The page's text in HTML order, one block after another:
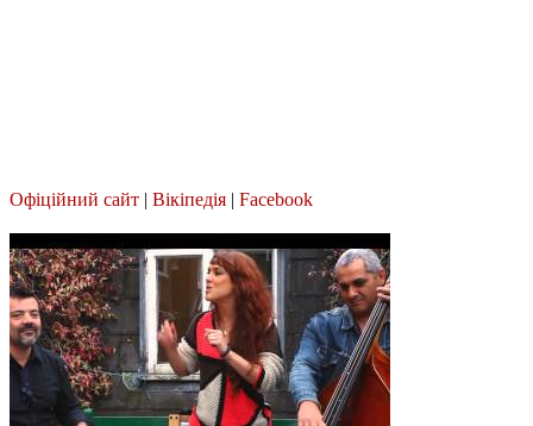
Офіційний сайт | Вікіпедія | Facebook